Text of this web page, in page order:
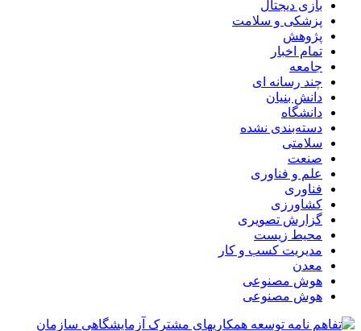
بازی دیجتال
پزشکی و سلامت
پژوهش
تمام اخبار
جامعه
چند رسانه ای
دانش بنیان
دانشگاه
دسته‌بندی نشده
سلامتی
صنعت
علم و فناوری
فناوری
کشاورزی
گزارش تصویری
محیط زیست
مدیریت کسب و کار
معدن
هوش مصنوعی
هوش مصنوعی